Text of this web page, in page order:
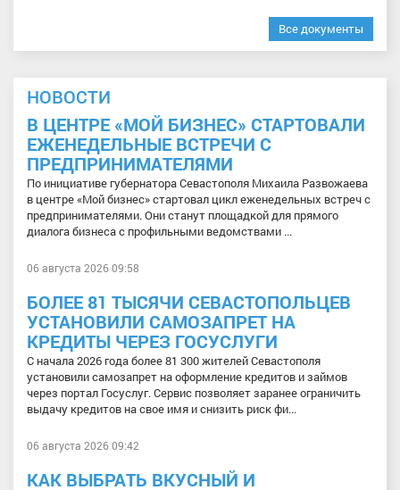
Все документы
НОВОСТИ
В ЦЕНТРЕ «МОЙ БИЗНЕС» СТАРТОВАЛИ
ЕЖЕНЕДЕЛЬНЫЕ ВСТРЕЧИ С
ПРЕДПРИНИМАТЕЛЯМИ
По инициативе губернатора Севастополя Михаила Развожаева
в центре «Мой бизнес» стартовал цикл еженедельных встреч с
предпринимателями. Они станут площадкой для прямого
диалога бизнеса с профильными ведомствами ...
06 августа 2026 09:58
БОЛЕЕ 81 ТЫСЯЧИ СЕВАСТОПОЛЬЦЕВ
УСТАНОВИЛИ САМОЗАПРЕТ НА
КРЕДИТЫ ЧЕРЕЗ ГОСУСЛУГИ
С начала 2026 года более 81 300 жителей Севастополя
установили самозапрет на оформление кредитов и займов
через портал Госуслуг. Сервис позволяет заранее ограничить
выдачу кредитов на свое имя и снизить риск фи...
06 августа 2026 09:42
КАК ВЫБРАТЬ ВКУСНЫЙ И